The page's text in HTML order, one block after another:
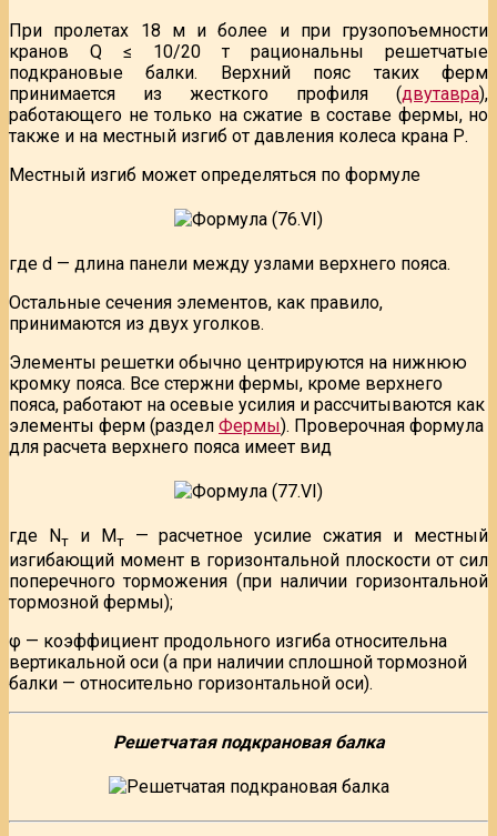
При пролетах 18 м и более и при грузопоъемности
кранов Q ≤ 10/20 т рациональны решетчатые
подкрановые балки. Верхний пояс таких ферм
принимается из жесткого профиля (двутавра),
работающего не только на сжатие в составе фермы, но
также и на местный изгиб от давления колеса крана Р.
Местный изгиб может определяться по формуле
где d — длина панели между узлами верхнего пояса.
Остальные сечения элементов, как правило,
принимаются из двух уголков.
Элементы решетки обычно центрируются на нижнюю
кромку пояса. Все стержни фермы, кроме верхнего
пояса, работают на осевые усилия и рассчитываются как
элементы ферм (раздел Фермы). Проверочная формула
для расчета верхнего пояса имеет вид
где Nти Мт— расчетное усилие сжатия и местный
изгибающий момент в горизонтальной плоскости от сил
поперечного торможения (при наличии горизонтальной
тормозной фермы);
φ — коэффициент продольного изгиба относительна
вертикальной оси (а при наличии сплошной тормозной
балки — относительно горизонтальной оси).
Решетчатая подкрановая балка